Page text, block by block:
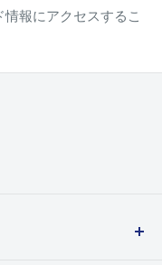
報にアクセスするこ